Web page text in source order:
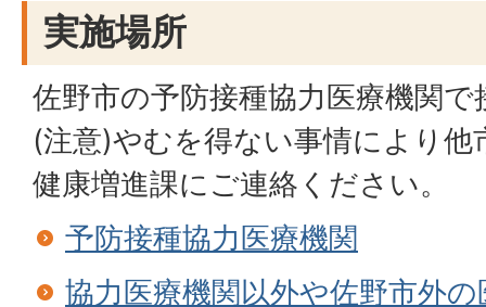
実施場所
佐野市の予防接種協力医療機関
(注意)やむを得ない事情により
健康増進課にご連絡ください。
予防接種協力医療機関
協力医療機関以外や佐野市外